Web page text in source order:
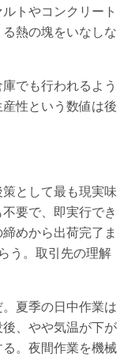
トやコンクリート
熱の塊をいなしな
でも行われるよう
性という数値は後
として最も現実味
要で、即実行でき
めから出荷完了ま
う。取引先の理解
夏季の日中作業は
、やや気温が下が
。夜間作業を機械